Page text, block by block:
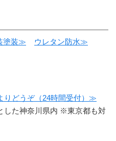
塗装≫ ウレタン防水≫
りどうぞ（24時間受付）≫
した神奈川県内 ※東京都も対